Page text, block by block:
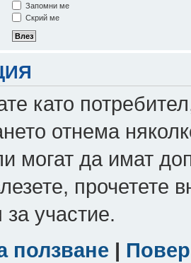
Запомни ме
Скрий ме
като
отнема
могат да имат
прочетете
за участие.
ползване |